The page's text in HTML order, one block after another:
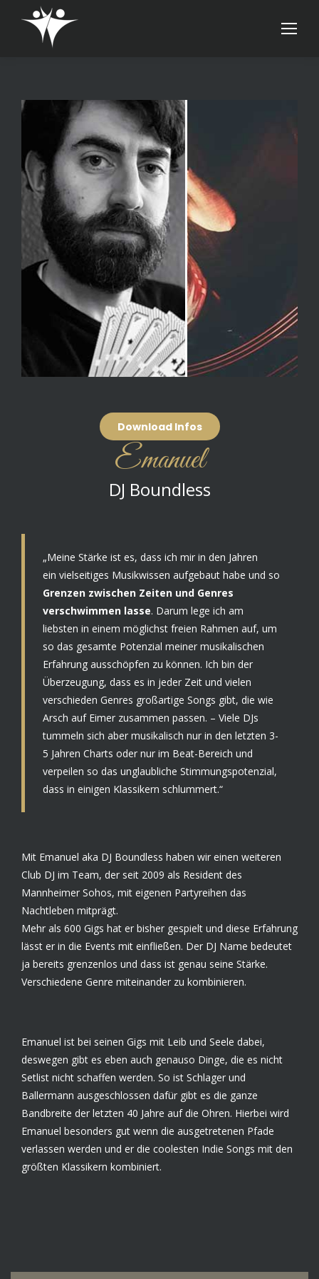
Download Infos
Emanuel
DJ Boundless
„Meine Stärke ist es, dass ich mir in den Jahren
ein vielseitiges Musikwissen aufgebaut habe und so
Grenzen zwischen Zeiten und Genres
verschwimmen lasse. Darum lege ich am
liebsten in einem möglichst freien Rahmen auf, um
so das gesamte Potenzial meiner musikalischen
Erfahrung ausschöpfen zu können. Ich bin der
Überzeugung, dass es in jeder Zeit und vielen
verschieden Genres großartige Songs gibt, die wie
Arsch auf Eimer zusammen passen. – Viele DJs
tummeln sich aber musikalisch nur in den letzten 3-
5 Jahren Charts oder nur im Beat-Bereich und
verpeilen so das unglaubliche Stimmungspotenzial,
dass in einigen Klassikern schlummert.“
Mit Emanuel aka DJ Boundless haben wir einen weiteren
Club DJ im Team, der seit 2009 als Resident des
Mannheimer Sohos, mit eigenen Partyreihen das
Nachtleben mitprägt.
Mehr als 600 Gigs hat er bisher gespielt und diese Erfahrung
lässt er in die Events mit einfließen. Der DJ Name bedeutet
ja bereits grenzenlos und dass ist genau seine Stärke.
Verschiedene Genre miteinander zu kombinieren.
Emanuel ist bei seinen Gigs mit Leib und Seele dabei,
deswegen gibt es eben auch genauso Dinge, die es nicht
Setlist nicht schaffen werden. So ist Schlager und
Ballermann ausgeschlossen dafür gibt es die ganze
Bandbreite der letzten 40 Jahre auf die Ohren. Hierbei wird
Emanuel besonders gut wenn die ausgetretenen Pfade
verlassen werden und er die coolesten Indie Songs mit den
größten Klassikern kombiniert.